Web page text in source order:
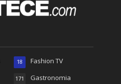
Fashion TV
18
Gastronomia
171